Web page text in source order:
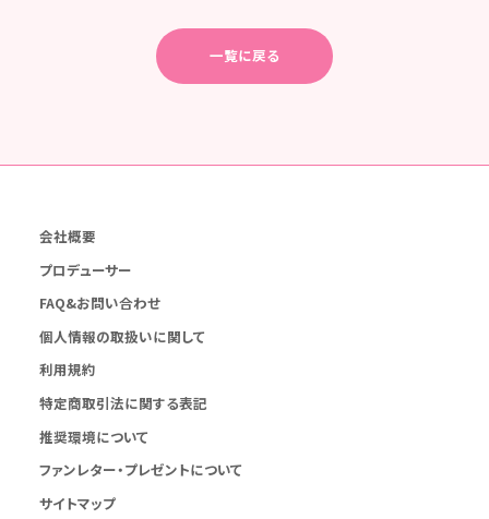
一覧に戻る
会社概要
プロデューサー
FAQ&お問い合わせ
個人情報の取扱いに関して
利用規約
特定商取引法に関する表記
推奨環境について
ファンレター・プレゼントについて
サイトマップ